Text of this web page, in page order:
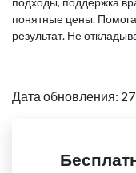
понятные цены.
результат. Не
Дата обновления: